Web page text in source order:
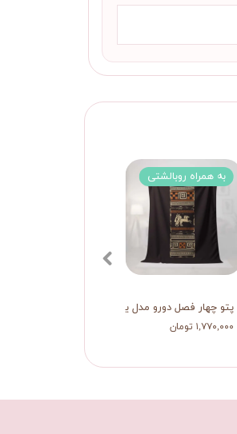
پتو چهار فصل دورو مدل یونانی
۱,۷۷۰,۰۰۰ تومان
به همراه روبالشتی